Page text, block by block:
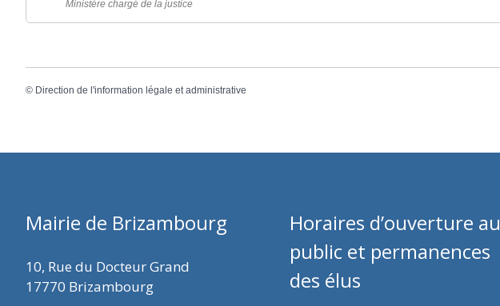
Ministère chargé de la justice
© Direction de l'information légale et administrative
Mairie de Brizambourg
10, Rue du Docteur Grand
17770 Brizambourg
Horaires d’ouverture au
public et permanences
des élus